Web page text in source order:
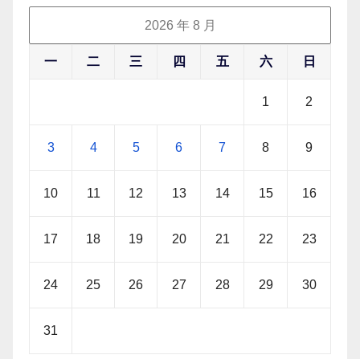
2026 年 8 月
一 二 三 四 五 六 日
1 2
3 4 5 6 7 8 9
10 11 12 13 14 15 16
17 18 19 20 21 22 23
24 25 26 27 28 29 30
31